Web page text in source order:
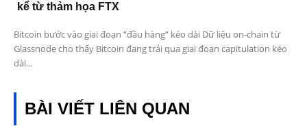
kể từ thảm họa FTX
Bitcoin bước vào giai đoạn “đầu hàng” kéo dài Dữ liệu on-chain từ
Glassnode cho thấy Bitcoin đang trải qua giai đoạn capitulation kéo
dài...
BÀI VIẾT LIÊN QUAN